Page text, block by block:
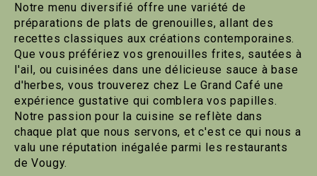
Notre menu diversifié offre une variété de
préparations de plats de grenouilles, allant des
recettes classiques aux créations contemporaines.
Que vous préfériez vos grenouilles frites, sautées à
l'ail, ou cuisinées dans une délicieuse sauce à base
d'herbes, vous trouverez chez Le Grand Café une
expérience gustative qui comblera vos papilles.
Notre passion pour la cuisine se reflète dans
chaque plat que nous servons, et c'est ce qui nous a
valu une réputation inégalée parmi les restaurants
de Vougy.